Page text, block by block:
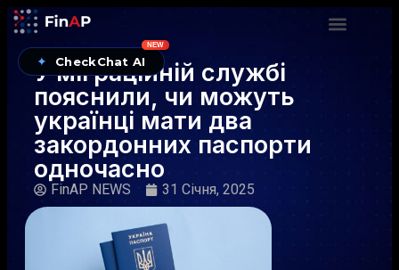
✦ CheckChat AI
NEW
У міграційній службі
пояснили, чи можуть
українці мати два
закордонних паспорти
одночасно
FinAP NEWS 31 Січня, 2025